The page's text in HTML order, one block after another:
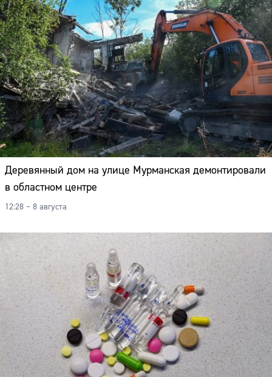
Деревянный дом на улице Мурманская демонтировали
в областном центре
12:28 – 8 августа
Сайт: